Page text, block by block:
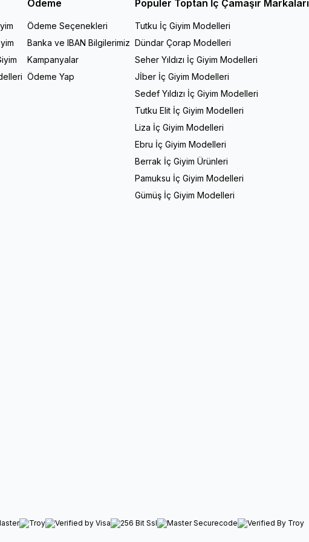
Ödeme
Ödeme Seçenekleri
Banka ve IBAN Bilgilerimiz
Kampanyalar
Ödeme Yap
Popüler Toptan İç Çamaşır Markaları
Tutku İç Giyim Modelleri
Dündar Çorap Modelleri
Seher Yıldızı İç Giyim Modelleri
Jİber İç Giyim Modelleri
Sedef Yıldızı İç Giyim Modelleri
Tutku Elit İç Giyim Modelleri
Liza İç Giyim Modelleri
Ebru İç Giyim Modelleri
Berrak İç Giyim Ürünleri
Pamuksu İç Giyim Modelleri
Gümüş İç Giyim Modelleri